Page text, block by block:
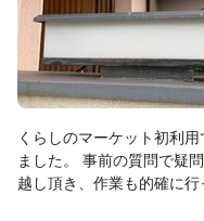
くらしのマーケット初利用です。 今回、荒電さまに
ました。 事前の質問で疑
越し頂き、作業も的確に